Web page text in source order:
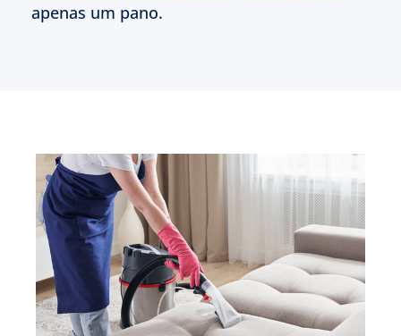
apenas um pano.